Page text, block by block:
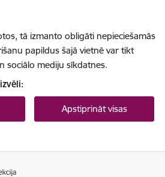
tā izmanto obligāti nepieciešamās
papildus šajā vietnē var tikt
sociālo mediju sīkdatnes.
Apstiprināt visas